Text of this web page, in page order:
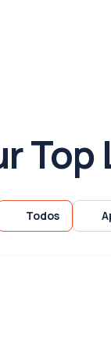
Top
Todos